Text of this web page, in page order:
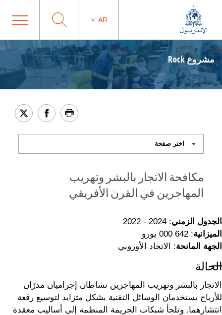
AR
مشروع Rock
مكافحة الاتجار بالبشر وتهريب
المهاجرين في القرن الأفريقي
الجدول الزمني: 2024 - 2022
الميزانية: 642 000 يورو
الجهة المانحة: الاتحاد الأوروبي
الحالة
الاتجار بالبشر وتهريب المهاجرين نشاطان إجراميان مدرّان
للأرباح يستخدمان الوسائل التقنية بشكل متزايد لتوسيع رقعة
انتشارهما. وتلجأ شبكات الجريمة المنظمة إلى أساليب معقدة